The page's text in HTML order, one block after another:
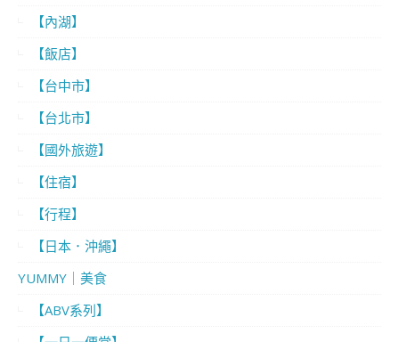
【內湖】
【飯店】
【台中市】
【台北市】
【國外旅遊】
【住宿】
【行程】
【日本．沖繩】
YUMMY｜美食
【ABV系列】